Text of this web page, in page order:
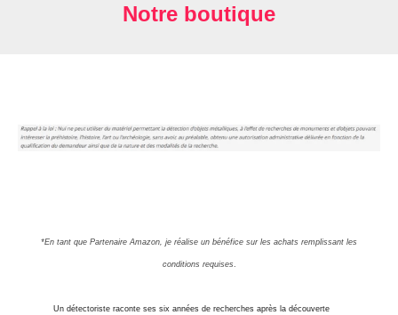
Notre boutique
*En tant que Partenaire Amazon, je réalise un bénéfice sur les achats remplissant les
conditions requises
Un détectoriste raconte ses six années de recherches après la découverte